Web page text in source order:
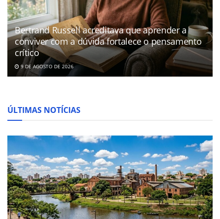
Bertrand Russell acreditava que aprender a
conviver com a dúvida fortalece o pensamento
crítico
9 DE AGOSTO DE 2026
ÚLTIMAS NOTÍCIAS